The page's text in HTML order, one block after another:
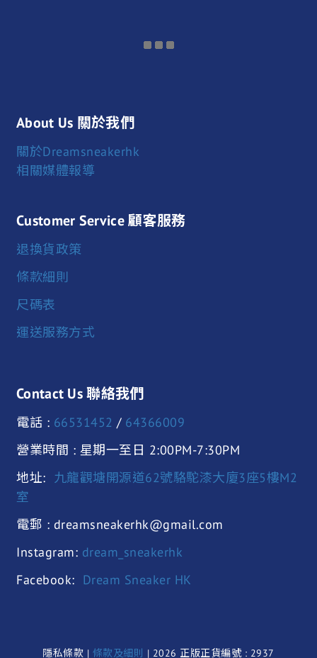
About Us 關於我們
關於Dreamsneakerhk
相關媒體報導
Customer Service 顧客服務
退換貨政策
條款細則
尺碼表
運送服務方式
Contact Us 聯絡我們
電話 : 66531452 / 64366009
營業時間 : 星期一至日 2:00PM-7:30PM
地址:
九龍觀塘開源道62號駱駝漆大廈3座5樓M2
室
電郵 : dreamsneakerhk@gmail.com
Instagram: dream_sneakerhk
Facebook: Dream Sneaker HK
隱私條款 | 條款及細則 | 2026 正版正貨編號 : 2937